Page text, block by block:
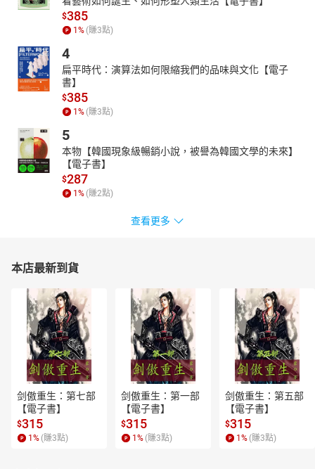
$385
1% (賺3點)
4
扁平時代：演算法如何限縮我們的品味與文化【電子
書】
$385
1% (賺3點)
5
本物【韓國現象級暢銷小說，被譽為韓國文學的未來】
【電子書】
$287
1% (賺2點)
查看更多
本店最新到貨
剑傲重生：第七部
【電子書】
$315
1 % (賺3點)
剑傲重生：第一部
【電子書】
$315
1 % (賺3點)
剑傲重生：第五部
【電子書】
$315
1 % (賺3點)